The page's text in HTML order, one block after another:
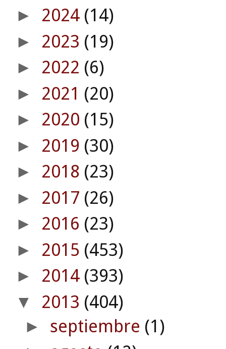
► 2024 (14)
► 2023 (19)
► 2022 (6)
► 2021 (20)
► 2020 (15)
► 2019 (30)
► 2018 (23)
► 2017 (26)
► 2016 (23)
► 2015 (453)
► 2014 (393)
▼ 2013 (404)
► septiembre (1)